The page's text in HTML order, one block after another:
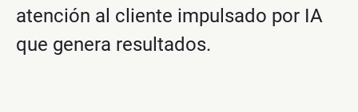
atención al cliente impulsado por IA
que genera resultados.